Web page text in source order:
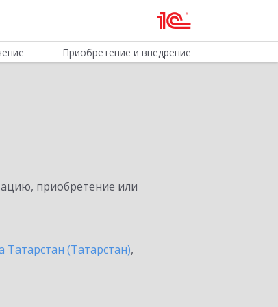
Приобретение и внедрение
приобретение или
Татарстан (Татарстан),